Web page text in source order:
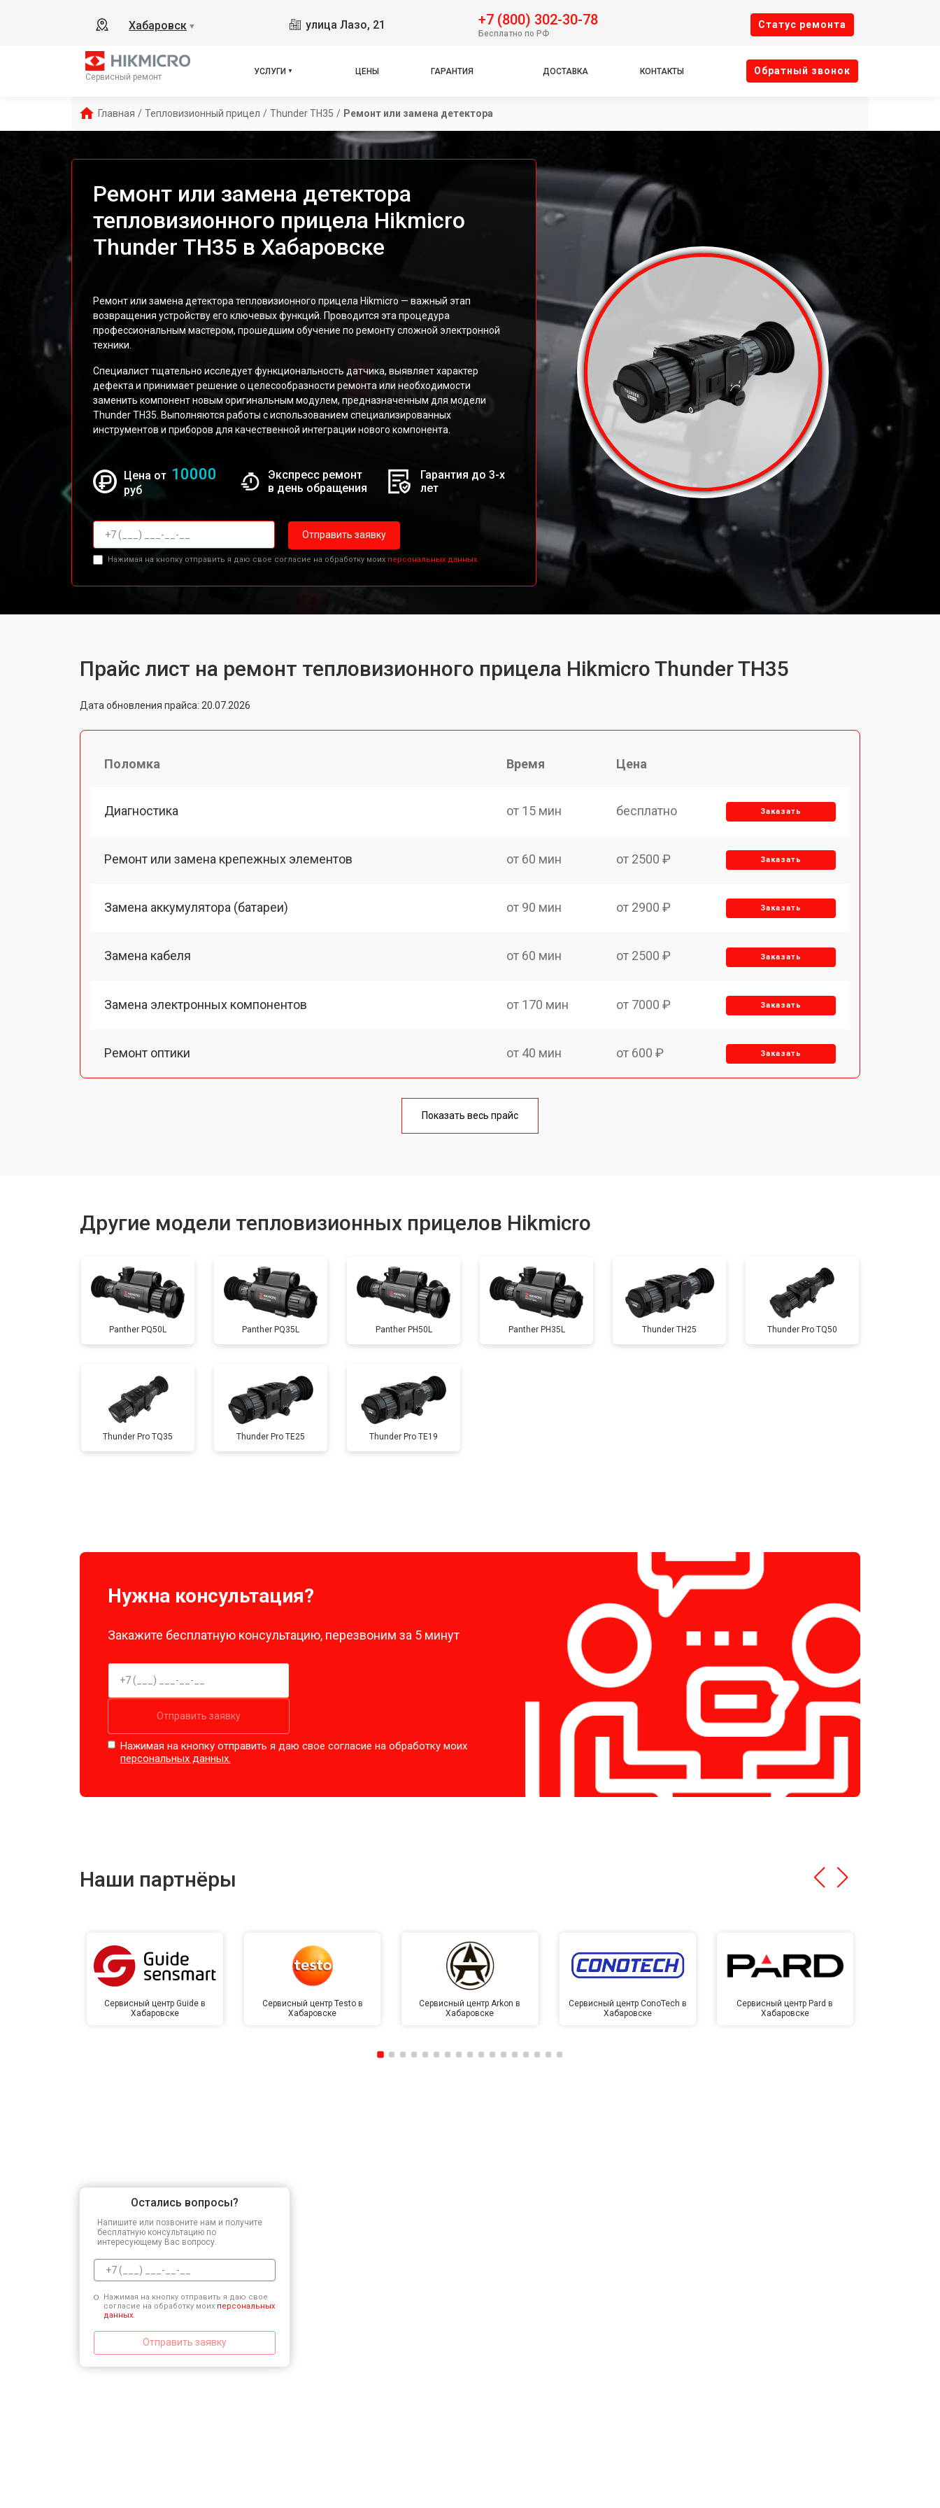
Хабаровск ▼ улица Лазо, 21 +7 (800) 302-30-78
Бесплатно по РФ
Cтатус ремонта
Сервисный ремонт
УСЛУГИ ЦЕНЫ ГАРАНТИЯ ДОСТАВКА КОНТАКТЫ Oбратный звонок
Главная / Тепловизионный прицел / Thunder TH35 / Ремонт или замена детектора
Ремонт или замена детектора
тепловизионного прицела Hikmicro
Thunder TH35 в Хабаровске
Ремонт или замена детектора тепловизионного прицела Hikmicro — важный этап
возвращения устройству его ключевых функций. Проводится эта процедура
профессиональным мастером, прошедшим обучение по ремонту сложной электронной
техники.
Специалист тщательно исследует функциональность датчика, выявляет характер
дефекта и принимает решение о целесообразности ремонта или необходимости
заменить компонент новым оригинальным модулем, предназначенным для модели
Thunder TH35. Выполняются работы с использованием специализированных
инструментов и приборов для качественной интеграции нового компонента.
Цена от 10000
руб
Экспресс ремонт
в день обращения
Гарантия до 3-х
лет
Отправить заявку
Нажимая на кнопку отправить я даю свое согласие на обработку моих персональных данных.
Прайс лист на ремонт тепловизионного прицела Hikmicro Thunder TH35
Дата обновления прайса: 20.07.2026
Поломка Время Цена
Диагностика от 15 мин бесплатно Заказать
Ремонт или замена крепежных элементов от 60 мин от 2500 ₽ Заказать
Замена аккумулятора (батареи) от 90 мин от 2900 ₽ Заказать
Замена кабеля от 60 мин от 2500 ₽ Заказать
Замена электронных компонентов от 170 мин от 7000 ₽ Заказать
Ремонт оптики от 40 мин от 600 ₽ Заказать
от 170 мин
Показать весь прайс
Другие модели тепловизионных прицелов Hikmicro
Panther PQ50L Panther PQ35L Panther PH50L Panther PH35L Thunder TH25 Thunder Pro TQ50
Thunder Pro TQ35 Thunder Pro TE25 Thunder Pro TE19
Нужна консультация?
Закажите бесплатную консультацию, перезвоним за 5 минут
Отправить заявку
Нажимая на кнопку отправить я даю свое согласие на обработку моих
персональных данных.
Наши партнёры
Сервисный центр Guide в
Хабаровске
Сервисный центр Testo в
Хабаровске
Сервисный центр Arkon в
Хабаровске
Сервисный центр ConoTech в
Хабаровске
Сервисный центр Pard в
Хабаровске
Остались вопросы?
Напишите или позвоните нам и получите
бесплатную консультацию по
интересующему Вас вопросу.
Нажимая на кнопку отправить я даю свое
согласие на обработку моих персональных
данных.
Отправить заявку